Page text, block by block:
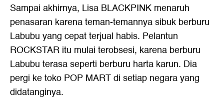
Sampai akhirnya, Lisa BLACKPINK menaruh
penasaran karena teman-temannya sibuk berburu
Labubu yang cepat terjual habis. Pelantun
ROCKSTAR itu mulai terobsesi, karena berburu
Labubu terasa seperti berburu harta karun. Dia
pergi ke toko POP MART di setiap negara yang
didatanginya.